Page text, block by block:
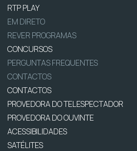
RTP PLAY
EM DIRETO
REVER PROGRAMAS
CONCURSOS
PERGUNTAS FREQUENTES
CONTACTOS
CONTACTOS
PROVEDORA DO TELESPECTADOR
PROVEDORA DO OUVINTE
ACESSIBILIDADES
SATÉLITES